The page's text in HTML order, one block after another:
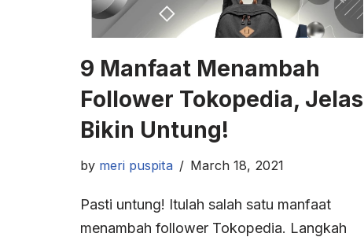
9 Manfaat Menambah
Follower Tokopedia, Jelas
Bikin Untung!
by meri puspita March 18, 2021
Pasti untung! Itulah salah satu manfaat
menambah follower Tokopedia. Langkah